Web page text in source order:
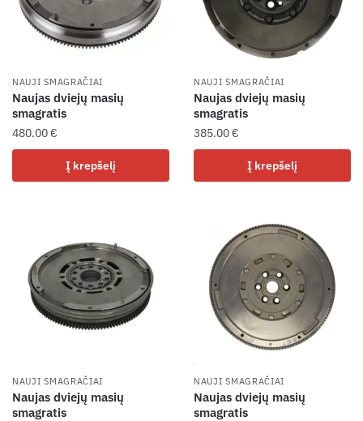
NAUJI SMAGRAČIAI
Naujas dviejų masių
smagratis
480.00€
Į krepšelį
NAUJI SMAGRAČIAI
Naujas dviejų masių
smagratis
385.00€
Į krepšelį
NAUJI SMAGRAČIAI
Naujas dviejų masių
smagratis
NAUJI SMAGRAČIAI
Naujas dviejų masių
smagratis